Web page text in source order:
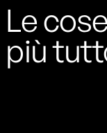
Le
più